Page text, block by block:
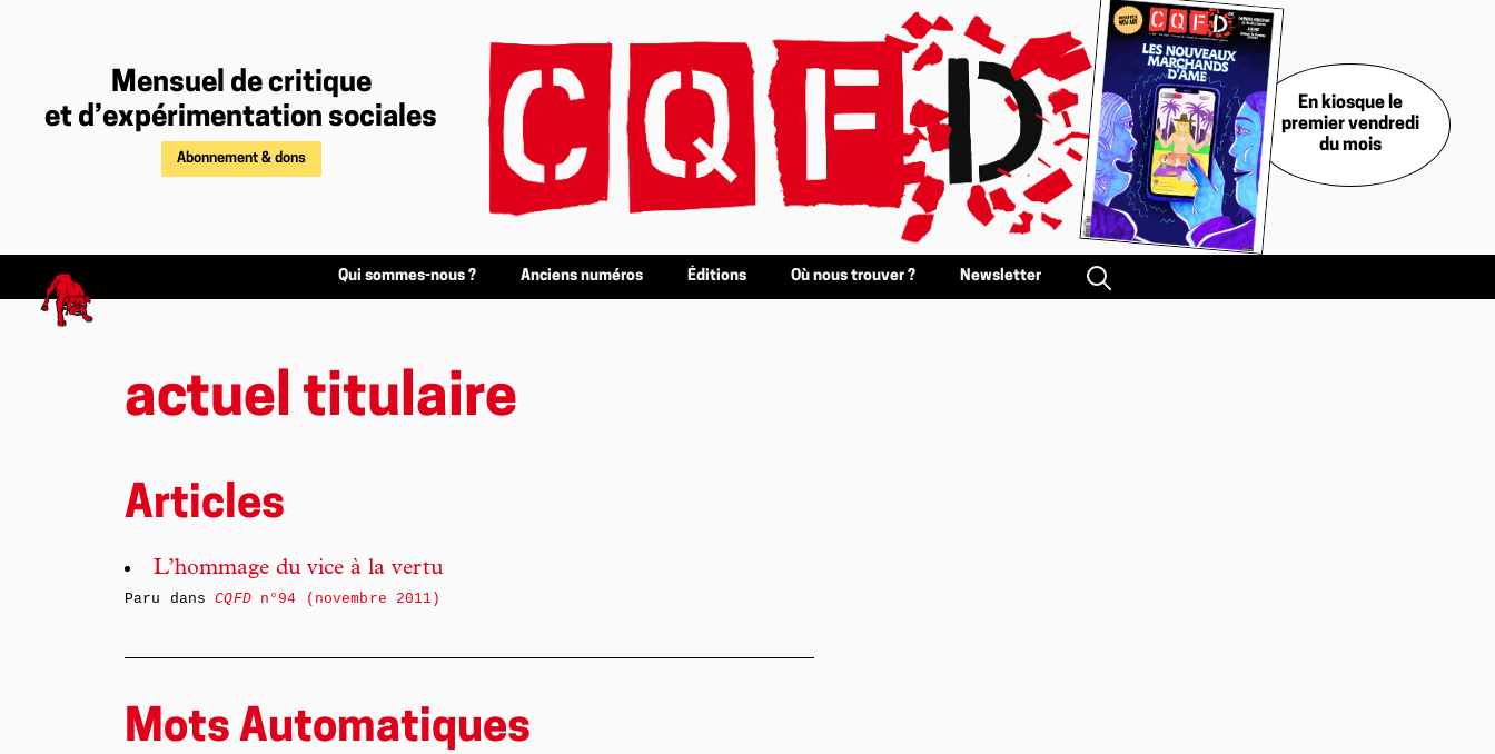
Mensuel de critique
et d’expérimentation sociales
Abonnement & dons
En kiosque le
premier vendredi
du mois
Qui sommes-nous ? Anciens numéros Éditions Où nous trouver ? Newsletter
actuel titulaire
Articles
L’hommage du vice à la vertu
Paru dansCQFDn°94 (novembre 2011)
Mots Automatiques